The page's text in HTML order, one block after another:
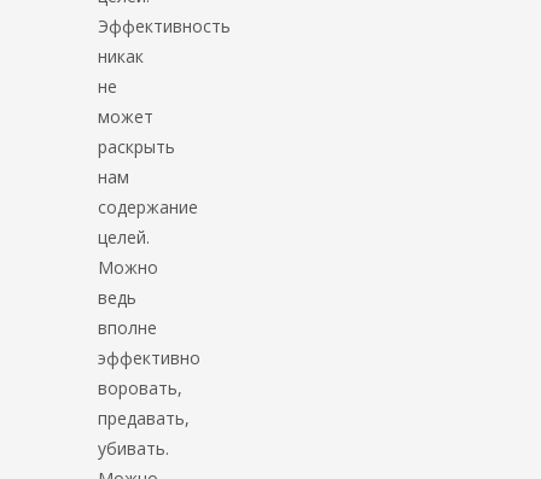
Эффективность
никак
не
может
раскрыть
нам
содержание
целей.
Можно
ведь
вполне
эффективно
воровать,
предавать,
убивать.